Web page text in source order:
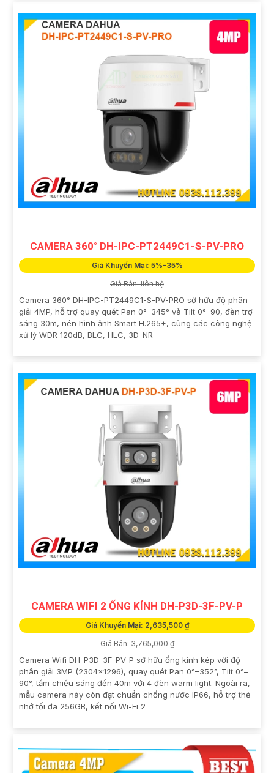
CAMERA 360° DH-IPC-PT2449C1-S-PV-PRO
Giá Khuyến Mại: 5%-35%
Giá Bán: liên hệ
Camera 360° DH-IPC-PT2449C1-S-PV-PRO sở hữu độ phân
giải 4MP, hỗ trợ quay quét Pan 0°–345° và Tilt 0°–90, đèn trợ
sáng 30m, nén hình ảnh Smart H.265+, cùng các công nghệ
xử lý WDR 120dB, BLC, HLC, 3D-NR
CAMERA WIFI 2 ỐNG KÍNH DH-P3D-3F-PV-P
Giá Khuyến Mại: 2,635,500 ₫
Giá Bán: 3,765,000 ₫
Camera Wifi DH-P3D-3F-PV-P sở hữu ống kính kép với độ
phân giải 3MP (2304x1296), quay quét Pan 0°–352°, Tilt 0°–
90°, tầm chiếu sáng đến 40m với 4 đèn warm light. Ngoài ra,
mẫu camera này còn đạt chuẩn chống nước IP66, hỗ trợ thẻ
nhớ tối đa 256GB, kết nối Wi-Fi 2